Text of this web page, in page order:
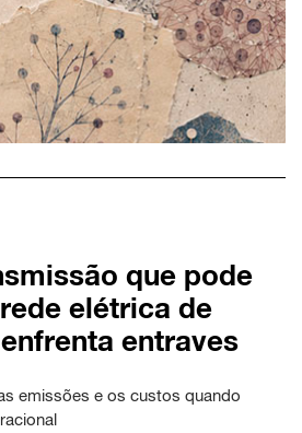
que pode
elétrica de
entraves
emissões e os custos quando